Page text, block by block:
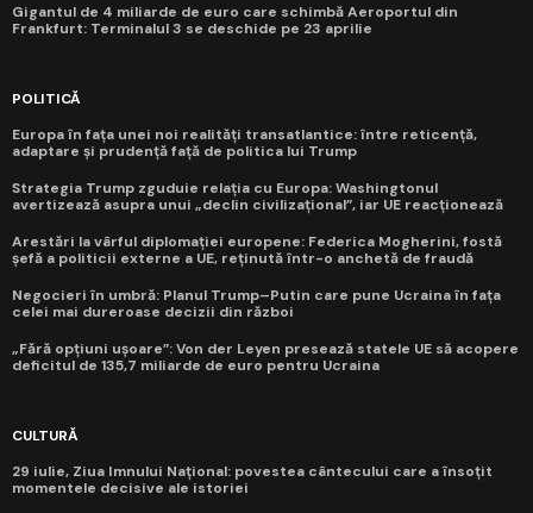
Gigantul de 4 miliarde de euro care schimbă Aeroportul din
Frankfurt: Terminalul 3 se deschide pe 23 aprilie
POLITICĂ
Europa în fața unei noi realități transatlantice: între reticență,
adaptare și prudență față de politica lui Trump
Strategia Trump zguduie relația cu Europa: Washingtonul
avertizează asupra unui „declin civilizațional”, iar UE reacționează
Arestări la vârful diplomației europene: Federica Mogherini, fostă
șefă a politicii externe a UE, reținută într-o anchetă de fraudă
Negocieri în umbră: Planul Trump–Putin care pune Ucraina în fața
celei mai dureroase decizii din război
„Fără opțiuni ușoare”: Von der Leyen presează statele UE să acopere
deficitul de 135,7 miliarde de euro pentru Ucraina
CULTURĂ
29 iulie, Ziua Imnului Național: povestea cântecului care a însoțit
momentele decisive ale istoriei